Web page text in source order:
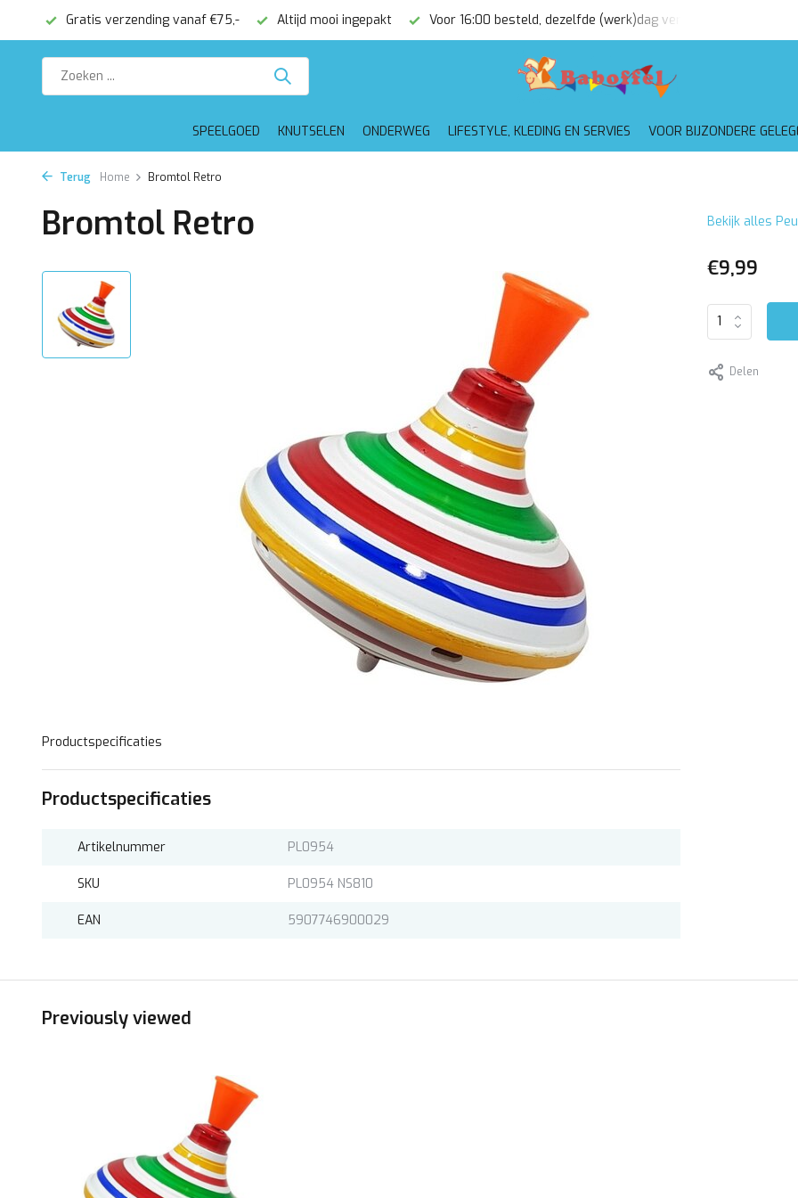
Gratis verzending vanaf €75,- Altijd mooi ingepakt Voor 16:00 besteld, dezelfde (werk)dag verzonden
SPEELGOED KNUTSELEN ONDERWEG LIFESTYLE, KLEDING EN SERVIES VOOR BIJZONDERE
Terug Home Bromtol Retro
Bromtol Retro
Productspecificaties
Productspecificaties
Artikelnummer PL0954
SKU PL0954 NS810
EAN 5907746900029
Bekijk alles
€9,99
Delen
Previously viewed